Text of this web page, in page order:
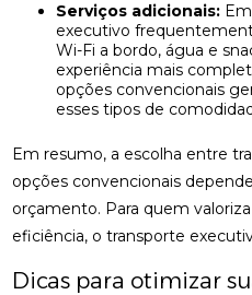
Serviços adicionais:
executivo
Wi-Fi a bordo, água e
experiência mais
opções convencionais
esses tipos de
Em resumo, a escolha entre
opções convencionais
orçamento. Para quem
eficiência, o transporte
Dicas para otimizar